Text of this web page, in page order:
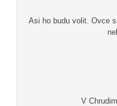
Asi ho budu volit. Ovce
V